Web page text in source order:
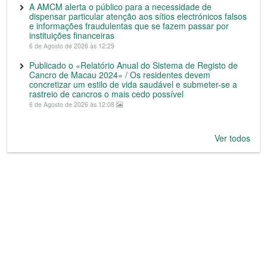
A AMCM alerta o público para a necessidade de
dispensar particular atenção aos sítios electrónicos falsos
e informações fraudulentas que se fazem passar por
instituições financeiras
6 de Agosto de 2026 às 12:29
Publicado o «Relatório Anual do Sistema de Registo de
Cancro de Macau 2024» / Os residentes devem
concretizar um estilo de vida saudável e submeter-se a
rastreio de cancros o mais cedo possível
6 de Agosto de 2026 às 12:08
Ver todos